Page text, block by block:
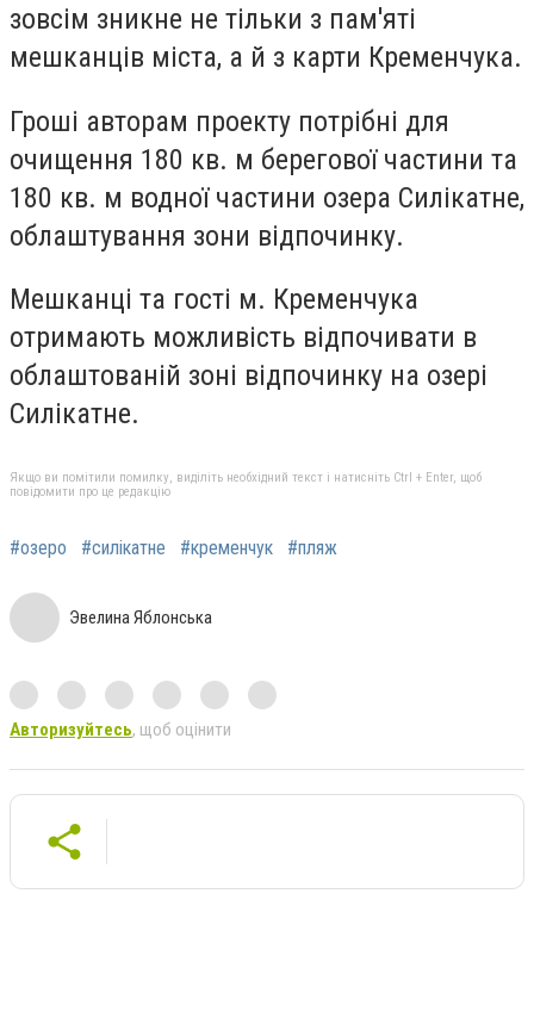
зовсім зникне не тільки з пам'яті
мешканців міста, а й з карти Кременчука.
Гроші авторам проекту потрібні для
очищення 180 кв. м берегової частини та
180 кв. м водної частини озера Силікатне,
облаштування зони відпочинку.
Мешканці та гості м. Кременчука
отримають можливість відпочивати в
облаштованій зоні відпочинку на озері
Силікатне.
Якщо ви помітили помилку, виділіть необхідний текст і натисніть Ctrl + Enter, щоб
повідомити про це редакцію
#озеро #силікатне #кременчук #пляж
Эвелина Яблонська
Авторизуйтесь, щоб оцінити